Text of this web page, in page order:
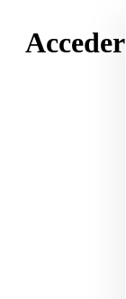
Acceder